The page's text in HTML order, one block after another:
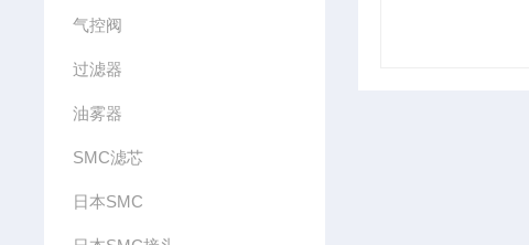
气控阀
过滤器
油雾器
SMC滤芯
日本SMC